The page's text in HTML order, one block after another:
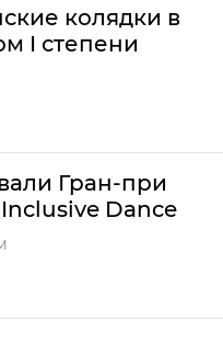
колядки в
I степени
Гран-при
Dance